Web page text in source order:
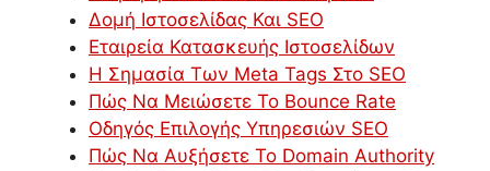
Δομή Ιστοσελίδας Και SEO
Εταιρεία Κατασκευής Ιστοσελίδων
Η Σημασία Των Meta Tags Στο SEO
Πώς Να Μειώσετε Το Bounce Rate
Οδηγός Επιλογής Υπηρεσιών SEO
Πώς Να Αυξήσετε Το Domain Authority